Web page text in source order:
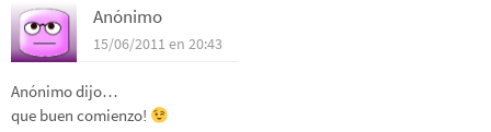
Anónimo
15/06/2011 en 20:43
Anónimo dijo…
que buen comienzo!